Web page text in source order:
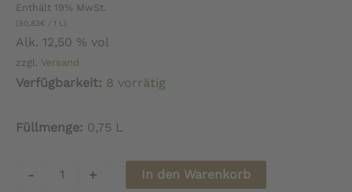
Enthält 19% MwSt.
(50,83€ / 1 L)
Alk. 12,50 % vol
zzgl. Versand
Verfügbarkeit: 8 vorrätig
Füllmenge: 0,75 L
-
Champagne
+ In den Warenkorb